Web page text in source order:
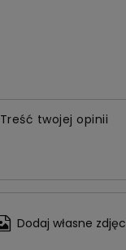
Treść twojej opinii
Dodaj własne